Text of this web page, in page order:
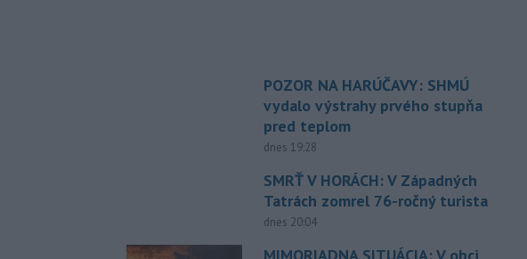
POZOR NA HARÚČAVY: SHMÚ
vydalo výstrahy prvého stupňa
pred teplom
dnes 19:28
SMRŤ V HORÁCH: V Západných
Tatrách zomrel 76-ročný turista
dnes 20:04